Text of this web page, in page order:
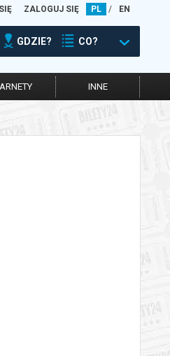
ZALOGUJ SIĘ PL / EN
GDZIE? CO?
INNE